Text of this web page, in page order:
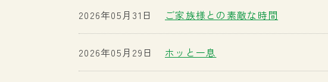
ご家族様との素敵な時間
2026年05月31日
ホッと一息
2026年05月29日